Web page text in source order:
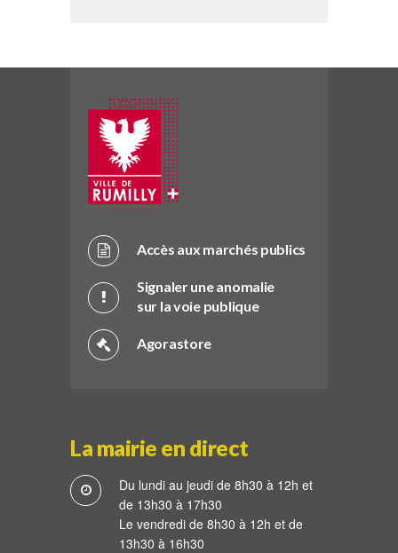
Accès aux marchés publics
Signaler une anomalie
sur la voie publique
Agorastore
La mairie en direct
Du lundi au jeudi de 8h30 à 12h et
de 13h30 à 17h30
Le vendredi de 8h30 à 12h et de
13h30 à 16h30